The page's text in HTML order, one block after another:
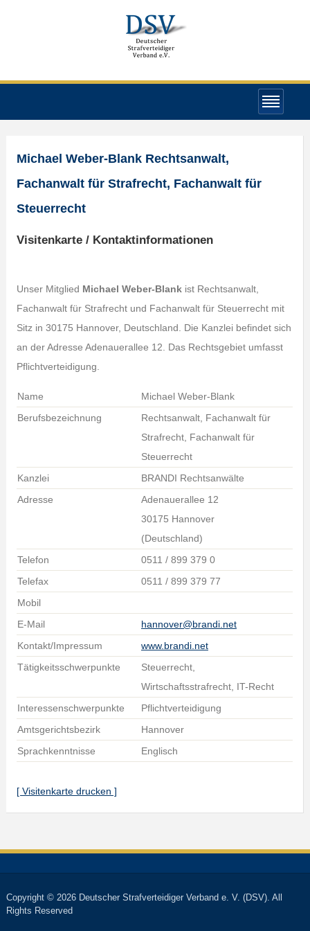
Michael Weber-Blank Rechtsanwalt,
Fachanwalt für Strafrecht, Fachanwalt für
Steuerrecht
Visitenkarte / Kontaktinformationen
Unser Mitglied Michael Weber-Blankist Rechtsanwalt,
Fachanwalt für Strafrecht und Fachanwalt für Steuerrecht mit
Sitz in 30175 Hannover, Deutschland. Die Kanzlei befindet sich
an der Adresse Adenauerallee 12. Das Rechtsgebiet umfasst
Pflichtverteidigung.
Name
Michael Weber-Blank
Berufsbezeichnung
Rechtsanwalt, Fachanwalt für
Strafrecht, Fachanwalt für
Steuerrecht
Kanzlei
BRANDI Rechtsanwälte
Adresse
Adenauerallee 12
30175 Hannover
(Deutschland)
Telefon
0511 / 899 379 0
Telefax
0511 / 899 379 77
Mobil
E-Mail
hannover@brandi.net
Kontakt/Impressum
www.brandi.net
Tätigkeitsschwerpunkte
Steuerrecht,
Wirtschaftsstrafrecht, IT-Recht
Interessenschwerpunkte
Pflichtverteidigung
Amtsgerichtsbezirk
Hannover
Sprachkenntnisse
Englisch
[ Visitenkarte drucken ]
Copyright © 2026 Deutscher Strafverteidiger Verband e. V. (DSV). All
Rights Reserved